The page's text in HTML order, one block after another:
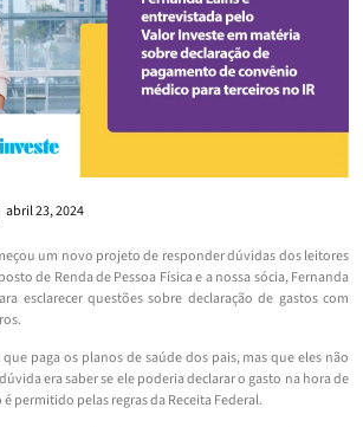
abril 23, 2024
um novo projeto de responder dúvidas dos leitores
de Renda de Pessoa Física e a nossa sócia, Fernanda
esclarecer questões sobre declaração de gastos com
paga os planos de saúde dos pais, mas que eles não
era saber se ele poderia declarar o gasto na hora de
permitido pelas regras da Receita Federal.